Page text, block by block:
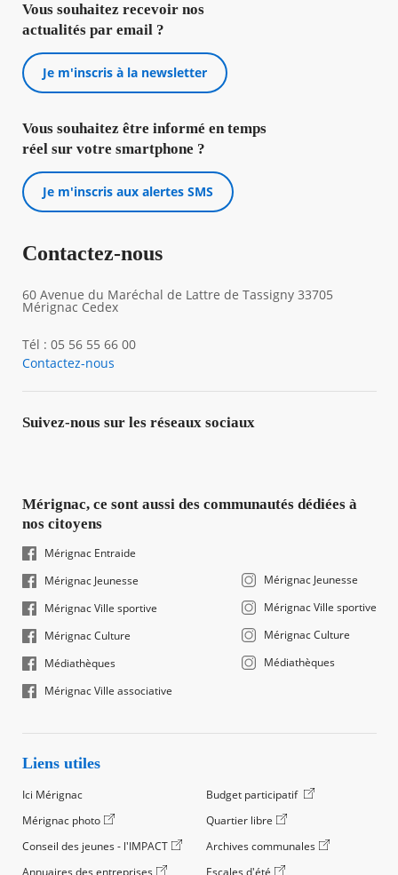
Vous souhaitez recevoir nos
actualités par email ?
Je m'inscris à la newsletter
Vous souhaitez être informé en temps
réel sur votre smartphone ?
Je m'inscris aux alertes SMS
Contactez-nous
60 Avenue du Maréchal de Lattre de Tassigny 33705
Mérignac Cedex
Tél : 05 56 55 66 00
Contactez-nous
Suivez-nous sur les réseaux sociaux
Mérignac, ce sont aussi des communautés dédiées à
nos citoyens
Mérignac Entraide
Mérignac Jeunesse
Mérignac Ville sportive
Mérignac Culture
Médiathèques
Mérignac Ville associative
Mérignac Jeunesse
Mérignac Ville sportive
Mérignac Culture
Médiathèques
Liens utiles
Ici Mérignac
Budget participatif
Mérignac photo
Quartier libre
Conseil des jeunes - l'IMPACT
Archives communales